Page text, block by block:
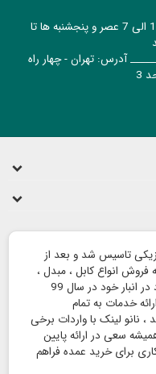
فروشگاه حضوری شنبه تا چهارشنبه از ساعت 10 الی 7 عصر و پنجشنبه ها تا
آدرس: تهران - چهار راه
3
سال 89 در مکان فیزیکی تاسیس شد و بعد از
فروش انواع کابل ، مبدل ،
فن و آداپتور و دارای هزار قلم کالای موجود در انبار خود در سال 99
خدمات به تمام
نانو لینک با واردات برخی
سعی در ارائه پایین
برای خرید عمده فراهم